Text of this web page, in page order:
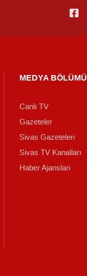
MEDYA BÖLÜMÜ
Canlı TV
Gazeteler
Sivas Gazeteleri
Sivas TV Kanalları
Haber Ajanslari